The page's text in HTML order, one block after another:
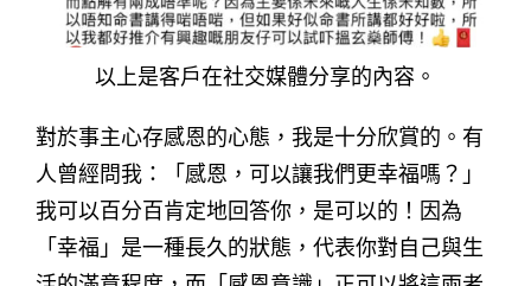
以上是客戶在社交媒體分享的內容。
對於事主心存感恩的心態，我是十分欣賞的。有
人曾經問我：「感恩，可以讓我們更幸福嗎？」
我可以百分百肯定地回答你，是可以的！因為
「幸福」是一種長久的狀態，代表你對自己與生